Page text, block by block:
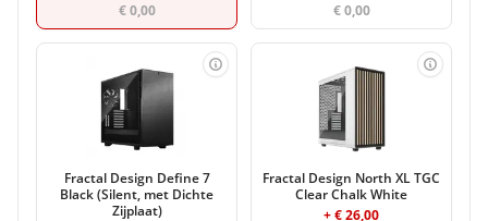
€ 0,00
€ 0,00
Fractal Design Define 7
Black (Silent, met Dichte
Zijplaat)
Fractal Design North XL TGC
Clear Chalk White
+ € 26,00